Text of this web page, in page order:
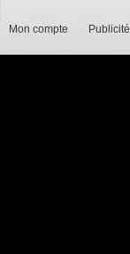
Mon compte Publicité